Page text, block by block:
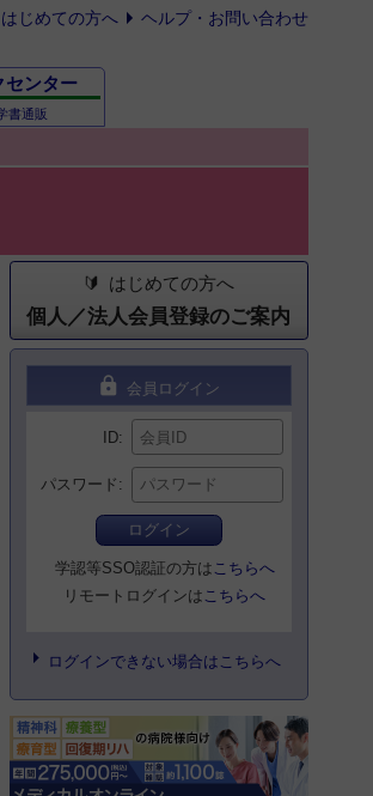
はじめての方へ ヘルプ・お問い合わせ
センター
書通販
はじめての方へ
個人／法人会員登録のご案内
lock 会員ログイン
ID
パスワード
ログイン
学認等SSO認証の方は こちらへ
リモートログインは こちらへ
ログインできない場合はこちらへ